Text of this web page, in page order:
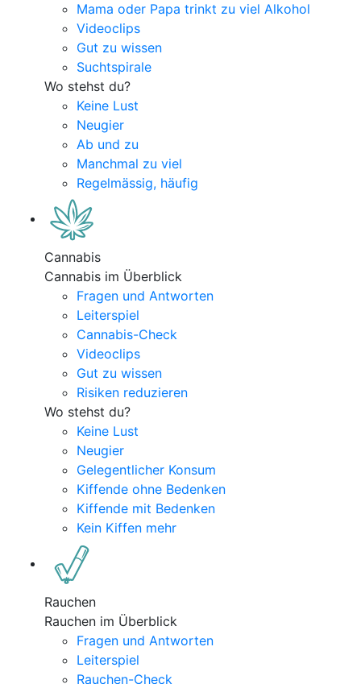
Mama oder Papa trinkt zu viel Alkohol
Videoclips
Gut zu wissen
Suchtspirale
Wo stehst du?
Keine Lust
Neugier
Ab und zu
Manchmal zu viel
Regelmässig, häufig
Cannabis
Cannabis im Überblick
Fragen und Antworten
Leiterspiel
Cannabis-Check
Videoclips
Gut zu wissen
Risiken reduzieren
Wo stehst du?
Keine Lust
Neugier
Gelegentlicher Konsum
Kiffende ohne Bedenken
Kiffende mit Bedenken
Kein Kiffen mehr
Rauchen
Rauchen im Überblick
Fragen und Antworten
Leiterspiel
Rauchen-Check